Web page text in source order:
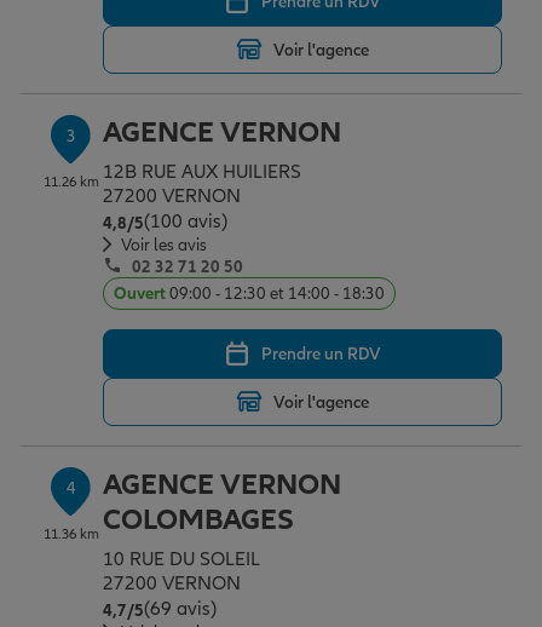
Garantie des accidents de la vie
Assurance scolaire
Protection juridique
Retraite
Tous nos devis d'assurance
Voir l'agence
3
11.26 km
AGENCE VERNON
12B RUE AUX HUILIERS
27200 VERNON
4,8/5Note de 4.8 sur 5
(100 avis)
Voir les avis
02 32 71 20 50
Ouvert09:00 - 12:30 et 14:00 - 18:30
Prendre un RDV
Voir l'agence
4
11.36 km
AGENCE VERNON
COLOMBAGES
10 RUE DU SOLEIL
27200 VERNON
4,7/5Note de 4.7 sur 5
(69 avis)